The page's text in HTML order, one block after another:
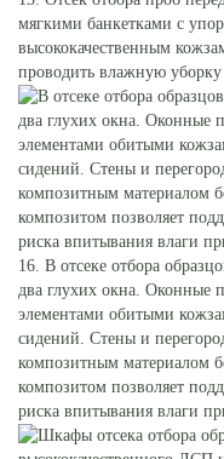
мягкими банкетками с
высококачественным
проводить влажную
16. В отсеке отбора
два глухих окна. Оконные
элементами обитыми
сидений. Стены и
композитным материалом
композитом позволяет
риска впитывания влаги